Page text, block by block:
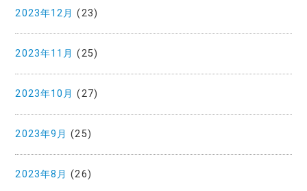
2023年12月 (23)
2023年11月 (25)
2023年10月 (27)
2023年9月 (25)
2023年8月 (26)